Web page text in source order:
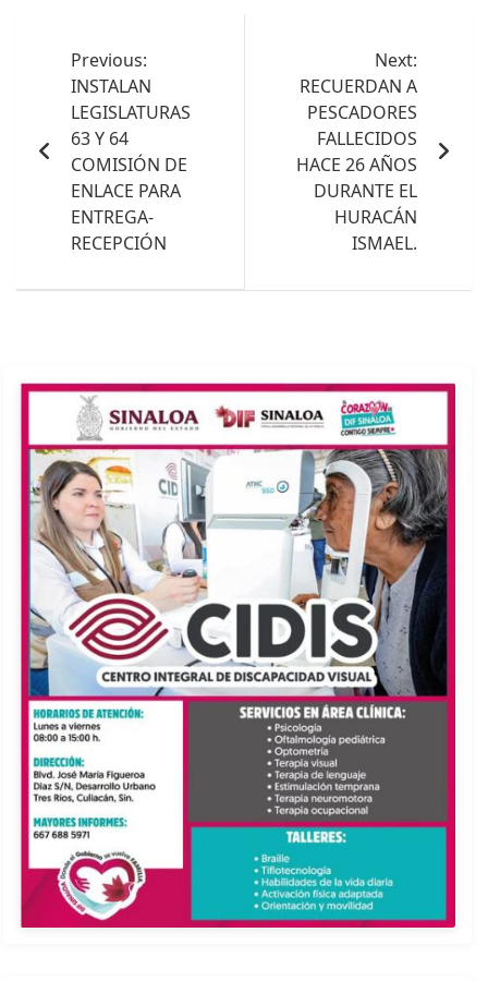
entradas
Previous:
INSTALAN
LEGISLATURAS
63 Y 64
COMISIÓN DE
ENLACE PARA
ENTREGA-
RECEPCIÓN
Next:
RECUERDAN A
PESCADORES
FALLECIDOS
HACE 26 AÑOS
DURANTE EL
HURACÁN
ISMAEL.